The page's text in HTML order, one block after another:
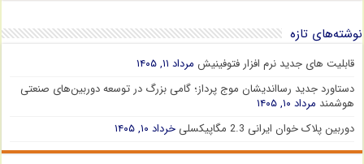
نوشته‌های تازه
قابلیت های جدید نرم افزار فتوفینیش مرداد ۱۱, ۱۴۰۵
دستاورد جدید رسااندیشان موج پرداز؛ گامی بزرگ در توسعه دوربین‌های صنعتی
هوشمند مرداد ۱۰, ۱۴۰۵
دوربین پلاک خوان ایرانی 2.3 مگاپیکسلی
خرداد ۱۰, ۱۴۰۵